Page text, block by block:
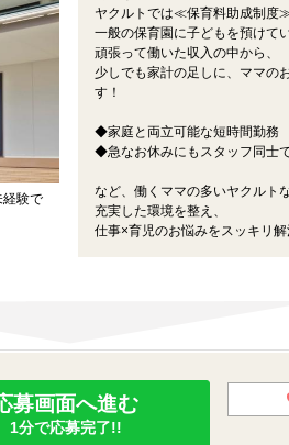
験で
ヤクルトでは≪保育料助成制度≫
一般の保育園に子どもを預けて
頑張って働いた収入の中から、
少しでも家計の足しに、ママの
す！
◆家庭と両立可能な短時間勤務
◆急なお休みにもスタッフ同士
など、働くママの多いヤクルト
充実した環境を整え、
仕事×育児のお悩みをスッキリ
募画面へ進む
1分で応募完了!!